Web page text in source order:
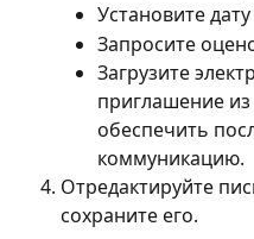
Установите
Запросите
Загрузите
приглашение
обеспечить
коммуникацию.
Отредактируйте
сохраните его.